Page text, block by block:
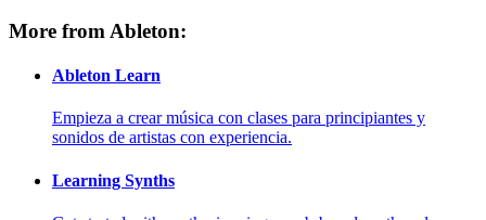
More from Ableton:
Ableton Learn
Empieza a crear música con clases para principiantes y
sonidos de artistas con experiencia.
Learning Synths